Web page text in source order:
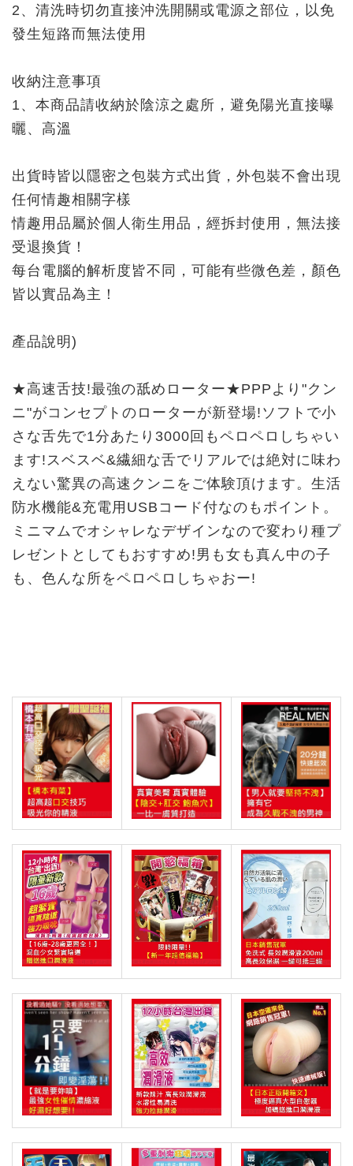
2、清洗時切勿直接沖洗開關或電源之部位，以免
發生短路而無法使用
收納注意事項
1、本商品請收納於陰涼之處所，避免陽光直接曝
曬、高溫
出貨時皆以隱密之包裝方式出貨，外包裝不會出現
任何情趣相關字樣
情趣用品屬於個人衛生用品，經拆封使用，無法接
受退換貨！
每台電腦的解析度皆不同，可能有些微色差，顏色
皆以實品為主！
產品說明)
★高速舌技!最強の舐めローター★PPPより"クン
ニ"がコンセプトのローターが新登場!ソフトで小
さな舌先で1分あたり3000回もペロペロしちゃい
ます!スベスベ&繊細な舌でリアルでは絶対に味わ
えない驚異の高速クンニをご体験頂けます。生活
防水機能&充電用USBコード付なのもポイント。
ミニマムでオシャレなデザインなので変わり種プ
レゼントとしてもおすすめ!男も女も真ん中の子
も、色んな所をペロペロしちゃおー!